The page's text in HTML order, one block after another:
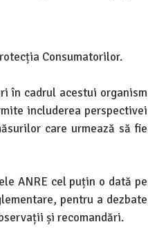
Consumatorilor.
în cadrul acestui organism
includerea perspectivei
care urmează să fie
ANRE cel puțin o dată pe
pentru a dezbate
și recomandări.